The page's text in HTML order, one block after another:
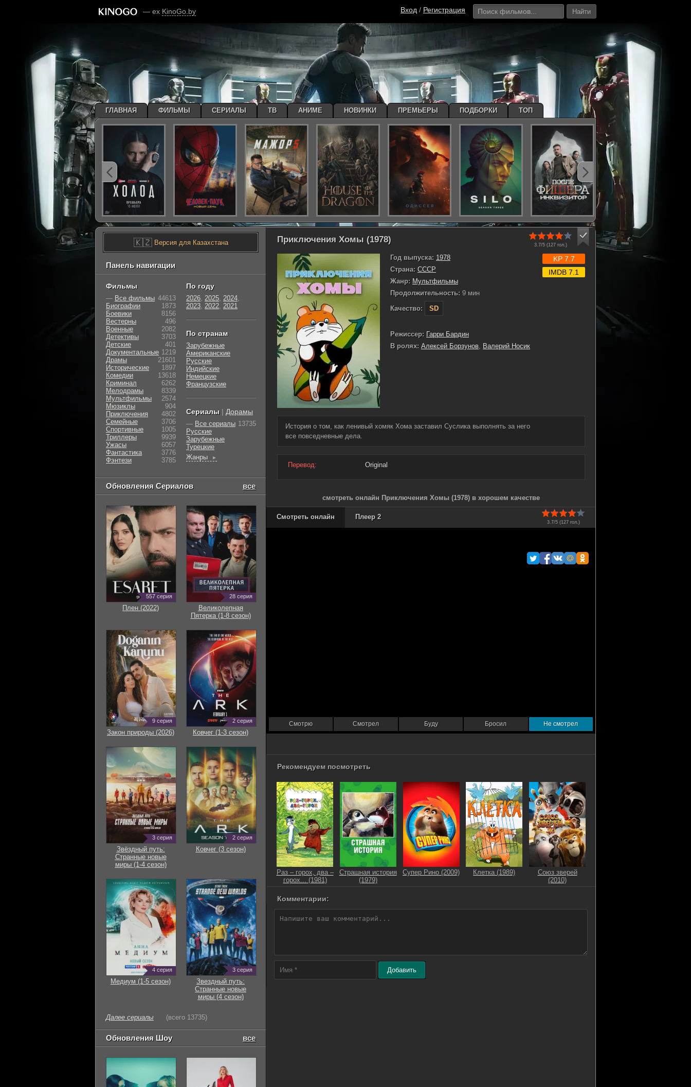
— ex KinoGo.by Вход / Регистрация Найти
Приключения Хомы (1978)
3.7/5 (127гол.)
Год выпуска: 1978
Страна: СССР
Жанр: Мультфильмы
Продолжительность: 9 мин
Качество:
SD
KP 7.7
IMDB 7.1
Режиссер: Гарри Бардин
В ролях: Алексей Борзунов, Валерий Носик
История о том, как ленивый хомяк Хома заставил Суслика выполнять за него
все повседневные дела.
Перевод: Original
смотреть онлайн Приключения Хомы (1978) в хорошем качестве
3.7/5 (127гол.)
Смотреть онлайн Плеер 2
Смотрю Смотрел Буду Бросил Не смотрел
Рекомендуем посмотреть
Раз – горох, два –
горох... (1981)
Страшная история
(1979)
Супер Рино (2009) Клетка (1989)
Союз зверей
(2010)
Комментарии:
Добавить
🇰🇿Версия для Казахстана
Панель навигации
Фильмы
— Все фильмы 44613
Биографии
1873
Боевики
8156
Вестерны
496
Военные
2082
Детективы
3703
Детские
401
Документальные 1219
Драмы
21601
Исторические
1897
Комедии
13618
Криминал
6262
Мелодрамы
8339
Мультфильмы
2574
Мюзиклы
904
Приключения
4802
Семейные
3706
Cпортивные
1005
Триллеры
9939
Ужасы
6057
Фантастика
3776
Фэнтези
3785
По году
2026, 2025, 2024,
2023, 2022, 2021
По странам
Зарубежные
Американские
Русские
Индийские
Немецкие
Французские
Сериалы | Дорамы
— Все сериалы 13735
Русские
Зарубежные
Турецкие
Жанры
►
Обновления Сериалов все
557 серия
Плен (2022)
28 серия
Великолепная
Пятерка (1-8 сезон)
9 серия
Закон природы (2026)
2 серия
Ковчег (1-3 сезон)
3 серия
Звёздный путь:
Странные новые
миры (1-4 сезон)
2 серия
Ковчег (3 сезон)
4 серия
Медиум (1-5 сезон)
3 серия
Звездный путь:
Странные новые
миры (4 сезон)
Далее сериалы (всего 13735)
Обновления Шоу все
ГЛАВНАЯ ФИЛЬМЫ СЕРИАЛЫ ТВ АНИМЕ НОВИНКИ ПРЕМЬЕРЫ ПОДБОРКИ ТОП